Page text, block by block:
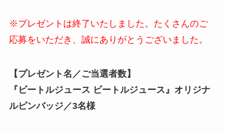
※プレゼントは終了いたしました。たくさんのご
応募をいただき、誠にありがとうございました。
【プレゼント名／ご当選者数】
『ビートルジュース ビートルジュース』オリジナ
ルピンバッジ／3名様